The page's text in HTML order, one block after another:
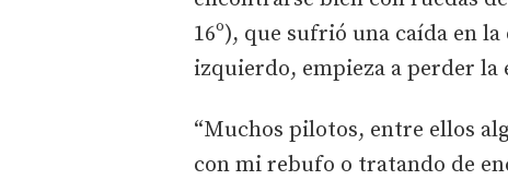
16º), que sufrió una caída en
izquierdo, empieza a perder la
“Muchos pilotos, entre ellos
con mi rebufo o tratando de